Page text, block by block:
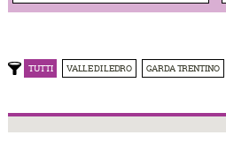
TUTTI VALLE DI LEDRO GARDA TRENTINO